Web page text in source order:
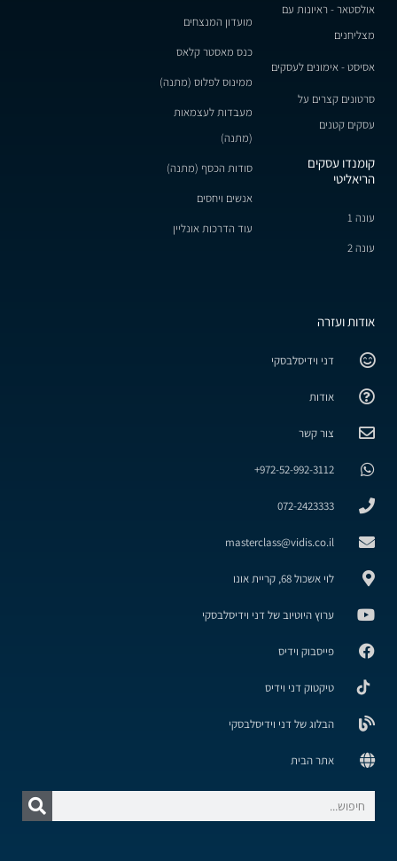
אולסטאר - ראיונות עם
מצליחנים
אסיסט - אימונים לעסקים
סרטונים קצרים על
עסקים קטנים
קומנדו עסקים
הריאליטי
עונה 1
עונה 2
מועדון המנצחים
כנס מאסטר קלאס
ממינוס לפלוס (מתנה)
מעבדות לעצמאות
(מתנה)
סודות הכסף (מתנה)
אנשים ויחסים
עוד הדרכות אונליין
אודות ועזרה
דני וידיסלבסקי
אודות
צור קשר
972-52-992-3112+
072-2423333
masterclass@vidis.co.il
לוי אשכול 68, קריית אונו
ערוץ היוטיוב של דני וידיסלבסקי
פייסבוק וידיס
טיקטוק דני וידיס
הבלוג של דני וידיסלבסקי
אתר הבית